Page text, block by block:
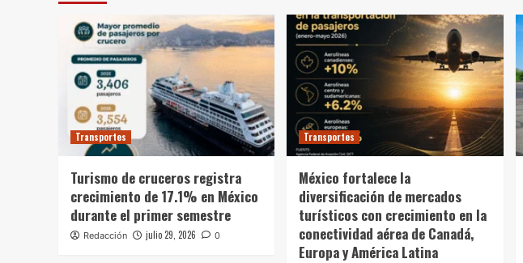
Transportes
Turismo de cruceros registra
crecimiento de 17.1% en México
durante el primer semestre
Redacción julio 29, 2026 0
Transportes
México fortalece la
diversificación de mercados
turísticos con crecimiento en la
conectividad aérea de Canadá,
Europa y América Latina